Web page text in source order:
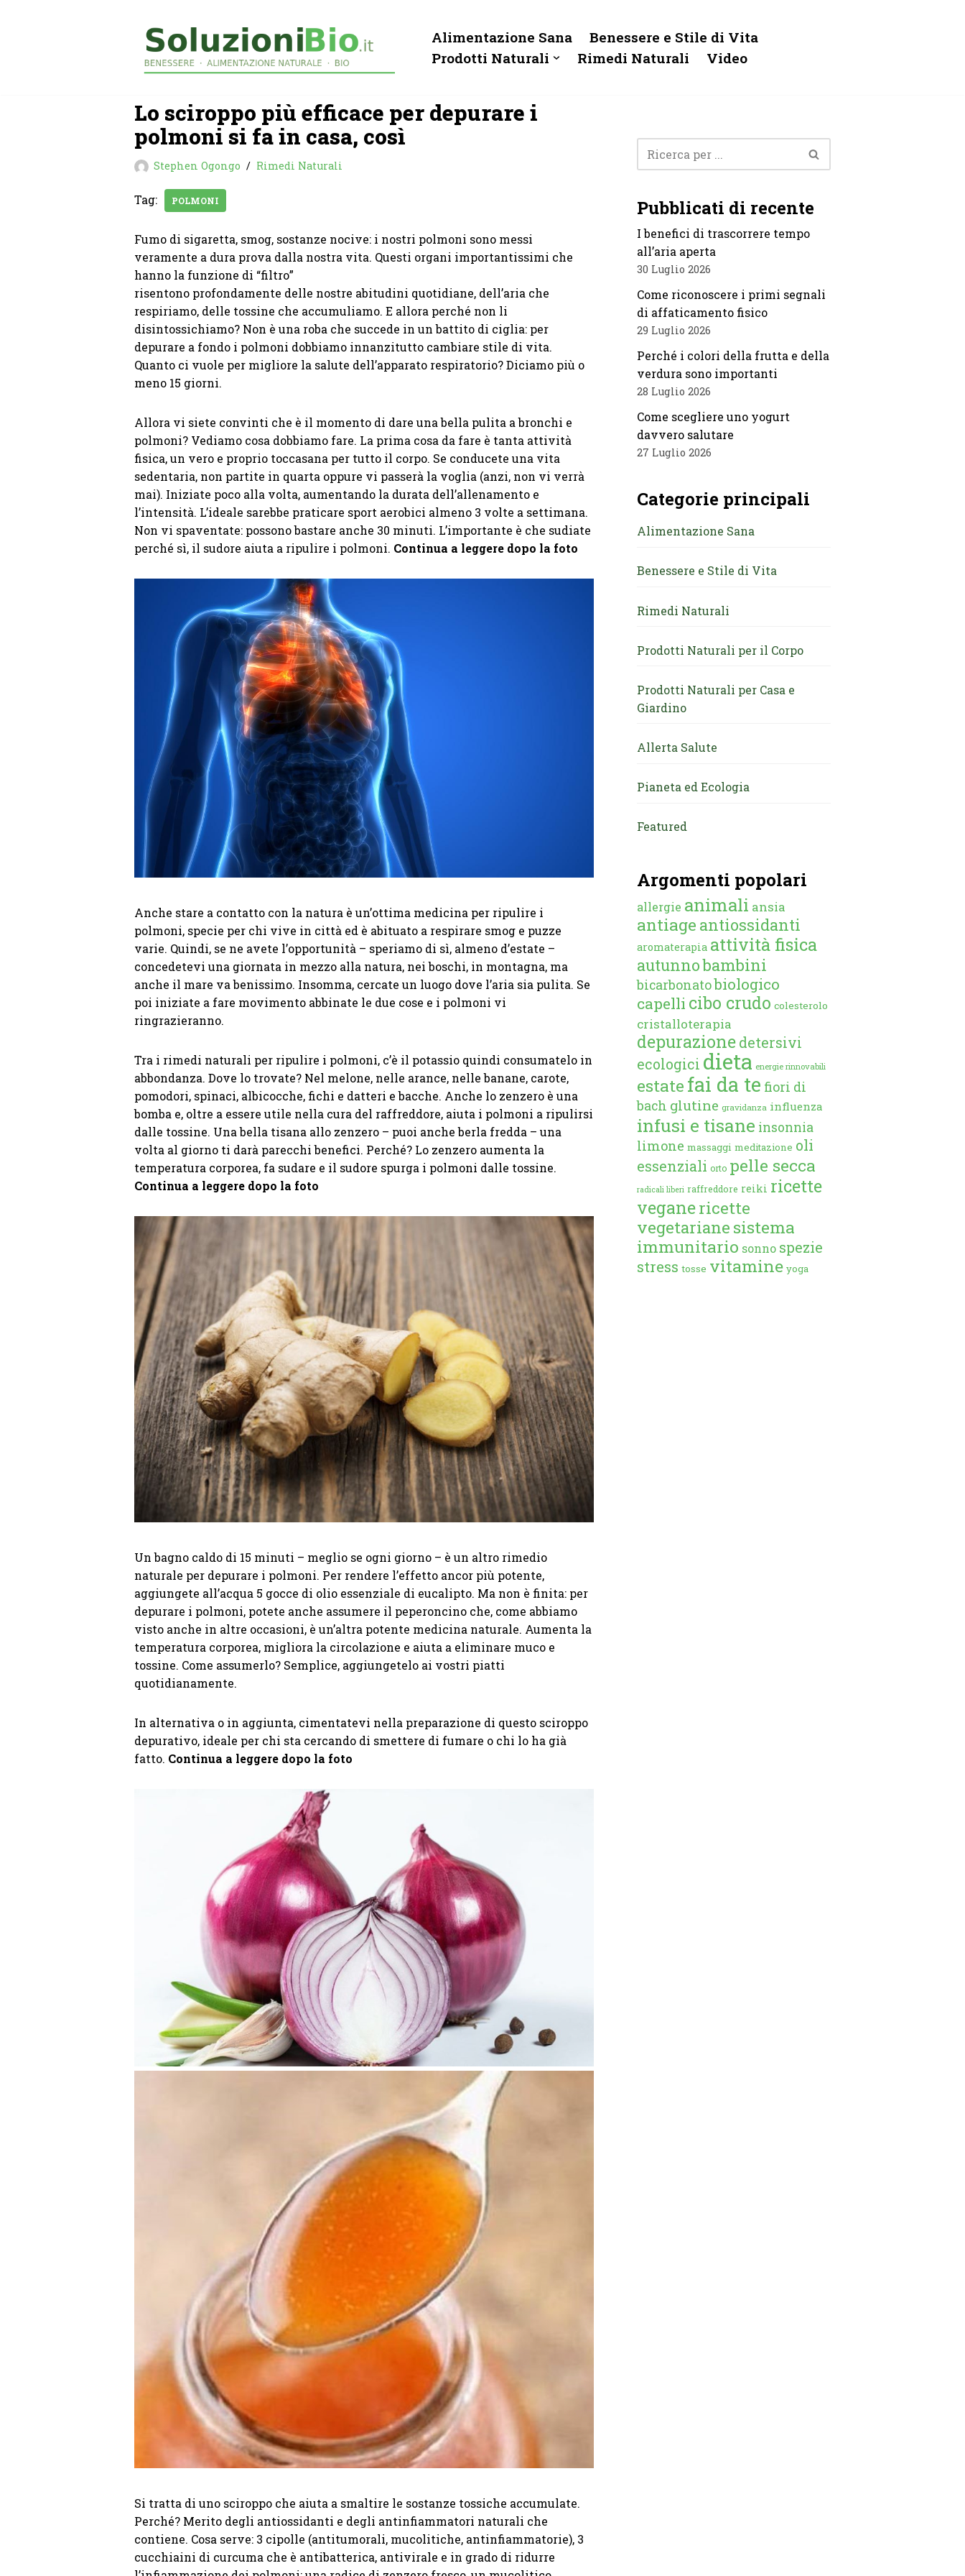
Alimentazione Sana
Benessere e Stile di Vita
Prodotti Naturali
Rimedi Naturali Video
Lo sciroppo più efficace per depurare i
polmoni si fa in casa, così
Stephen Ogongo Rimedi Naturali
Tag: POLMONI
Fumo di sigaretta, smog, sostanze nocive: i nostri polmoni sono messi
veramente a dura prova dalla nostra vita. Questi organi importantissimi che
hanno la funzione di “filtro”
risentono profondamente delle nostre abitudini quotidiane, dell’aria che
respiriamo, delle tossine che accumuliamo. E allora perché non li
disintossichiamo? Non è una roba che succede in un battito di ciglia: per
depurare a fondo i polmoni dobbiamo innanzitutto cambiare stile di vita.
Quanto ci vuole per migliore la salute dell’apparato respiratorio? Diciamo più o
meno 15 giorni.
Allora vi siete convinti che è il momento di dare una bella pulita a bronchi e
polmoni? Vediamo cosa dobbiamo fare. La prima cosa da fare è tanta attività
fisica, un vero e proprio toccasana per tutto il corpo. Se conducete una vita
sedentaria, non partite in quarta oppure vi passerà la voglia (anzi, non vi verrà
mai). Iniziate poco alla volta, aumentando la durata dell’allenamento e
l’intensità. L’ideale sarebbe praticare sport aerobici almeno 3 volte a settimana.
Non vi spaventate: possono bastare anche 30 minuti. L’importante è che sudiate
perché sì, il sudore aiuta a ripulire i polmoni. Continua a leggere dopo la foto
Anche stare a contatto con la natura è un’ottima medicina per ripulire i
polmoni, specie per chi vive in città ed è abituato a respirare smog e puzze
varie. Quindi, se ne avete l’opportunità – speriamo di sì, almeno d’estate –
concedetevi una giornata in mezzo alla natura, nei boschi, in montagna, ma
anche il mare va benissimo. Insomma, cercate un luogo dove l’aria sia pulita. Se
poi iniziate a fare movimento abbinate le due cose e i polmoni vi
ringrazieranno.
Tra i rimedi naturali per ripulire i polmoni, c’è il potassio quindi consumatelo in
abbondanza. Dove lo trovate? Nel melone, nelle arance, nelle banane, carote,
pomodori, spinaci, albicocche, fichi e datteri e bacche. Anche lo zenzero è una
bomba e, oltre a essere utile nella cura del raffreddore, aiuta i polmoni a ripulirsi
dalle tossine. Una bella tisana allo zenzero – puoi anche berla fredda – una
volta al giorno ti darà parecchi benefici. Perché? Lo zenzero aumenta la
temperatura corporea, fa sudare e il sudore spurga i polmoni dalle tossine.
Continua a leggere dopo la foto
Un bagno caldo di 15 minuti – meglio se ogni giorno – è un altro rimedio
naturale per depurare i polmoni. Per rendere l’effetto ancor più potente,
aggiungete all’acqua 5 gocce di olio essenziale di eucalipto. Ma non è finita: per
depurare i polmoni, potete anche assumere il peperoncino che, come abbiamo
visto anche in altre occasioni, è un’altra potente medicina naturale. Aumenta la
temperatura corporea, migliora la circolazione e aiuta a eliminare muco e
tossine. Come assumerlo? Semplice, aggiungetelo ai vostri piatti
quotidianamente.
In alternativa o in aggiunta, cimentatevi nella preparazione di questo sciroppo
depurativo, ideale per chi sta cercando di smettere di fumare o chi lo ha già
fatto. Continua a leggere dopo la foto
Si tratta di uno sciroppo che aiuta a smaltire le sostanze tossiche accumulate.
Perché? Merito degli antiossidanti e degli antinfiammatori naturali che
contiene. Cosa serve: 3 cipolle (antitumorali, mucolitiche, antinfiammatorie), 3
cucchiaini di curcuma che è antibatterica, antivirale e in grado di ridurre
Pubblicati di recente
I benefici di trascorrere tempo
all’aria aperta
30 Luglio 2026
Come riconoscere i primi segnali
di affaticamento fisico
29 Luglio 2026
Perché i colori della frutta e della
verdura sono importanti
28 Luglio 2026
Come scegliere uno yogurt
davvero salutare
27 Luglio 2026
Categorie principali
Alimentazione Sana
Benessere e Stile di Vita
Rimedi Naturali
Prodotti Naturali per il Corpo
Prodotti Naturali per Casa e
Giardino
Allerta Salute
Pianeta ed Ecologia
Featured
Argomenti popolari
allergie animali ansia
antiage antiossidanti
aromaterapia attività fisica
autunnobambini
bicarbonatobiologico
capelli cibo crudo colesterolo
cristalloterapia
depurazione detersivi
ecologici dieta energie rinnovabili
estate fai da te fiori di
bach glutine gravidanza influenza
infusi e tisane insonnia
limone massaggi meditazione oli
essenziali orto pelle secca
radicali liberi raffreddore reiki ricette
veganericette
vegetariane sistema
immunitario sonno spezie
stress tosse vitamine yoga